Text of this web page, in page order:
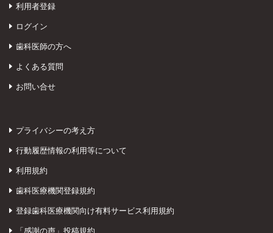
利用者登録
ログイン
歯科医師の方へ
よくある質問
お問い合せ
プライバシーの考え方
行動履歴情報の利用等について
利用規約
歯科医療機関登録規約
登録歯科医療機関向け有料サービス利用規約
「感謝の声」投稿規約